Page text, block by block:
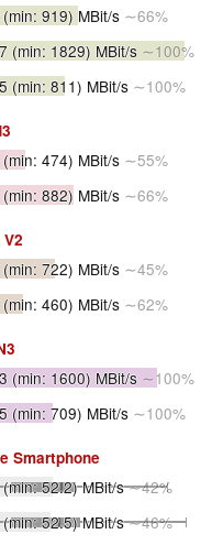
(min: 919) MBit/s ∼66%
(min: 1829) MBit/s ∼100%
(min: 811) MBit/s ∼100%
(min: 474) MBit/s ∼55%
(min: 882) MBit/s ∼66%
(min: 722) MBit/s ∼45%
(min: 460) MBit/s ∼62%
(min: 1600) MBit/s ∼100%
(min: 709) MBit/s ∼100%
Smartphone
(min: 52.2)MBit/s∼42%
(min: 52.5)MBit/s∼46%